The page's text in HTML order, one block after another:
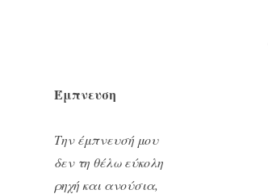
Έμπνευση
Την έμπνευσή μου
δεν τη θέλω εύκολη
ρηχή και ανούσια,